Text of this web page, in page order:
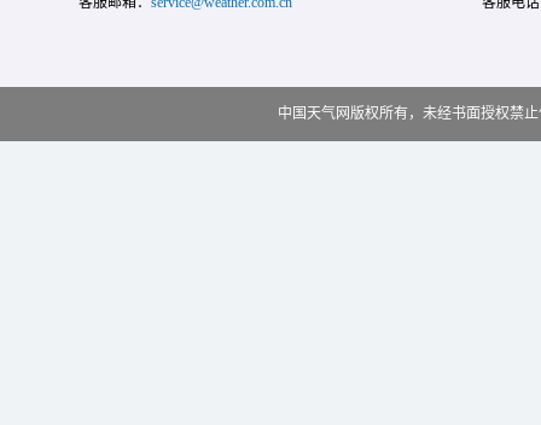
中国天气网版权所有，未经书面授权